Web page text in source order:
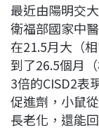
最近由陽明交
衛福部國家中
在21.5月大（
到了26.5個月
3倍的CISD2表
促進劑，小鼠
長老化，還能